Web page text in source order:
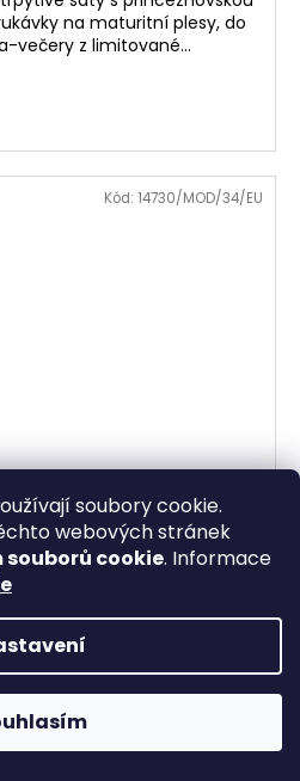
soubory cookie.
webových stránek
cookie. Informace
na online objednávky do
na maturitní plesy, do
večery z limitované...
Kód: 14730/MOD/34/EU